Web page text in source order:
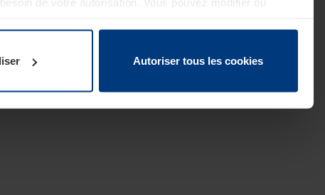
de votre autorisation. Vous pouvez modifier ou
Autoriser tous les cookies